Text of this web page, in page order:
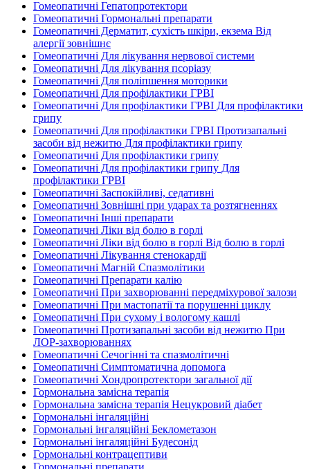
Гомеопатичні Гепатопротектори
Гомеопатичні Гормональні препарати
Гомеопатичні Дерматит, сухість шкіри, екзема Від
алергії зовнішнє
Гомеопатичні Для лікування нервової системи
Гомеопатичні Для лікування псоріазу
Гомеопатичні Для поліпшення моторики
Гомеопатичні Для профілактики ГРВІ
Гомеопатичні Для профілактики ГРВІ Для профілактики
грипу
Гомеопатичні Для профілактики ГРВІ Протизапальні
засоби від нежитю Для профілактики грипу
Гомеопатичні Для профілактики грипу
Гомеопатичні Для профілактики грипу Для
профілактики ГРВІ
Гомеопатичні Заспокійливі, седативні
Гомеопатичні Зовнішні при ударах та розтягненнях
Гомеопатичні Інші препарати
Гомеопатичні Ліки від болю в горлі
Гомеопатичні Ліки від болю в горлі Від болю в горлі
Гомеопатичні Лікування стенокардії
Гомеопатичні Магній Спазмолітики
Гомеопатичні Препарати калію
Гомеопатичні При захворюванні передміхурової залози
Гомеопатичні При мастопатії та порушенні циклу
Гомеопатичні При сухому і вологому кашлі
Гомеопатичні Протизапальні засоби від нежитю При
ЛОР-захворюваннях
Гомеопатичні Сечогінні та спазмолітичні
Гомеопатичні Симптоматична допомога
Гомеопатичні Хондропротектори загальної дії
Гормональна замісна терапія
Гормональна замісна терапія Нецукровий діабет
Гормональні інгаляційні
Гормональні інгаляційні Беклометазон
Гормональні інгаляційні Будесонід
Гормональні контрацептиви
Гормональні препарати